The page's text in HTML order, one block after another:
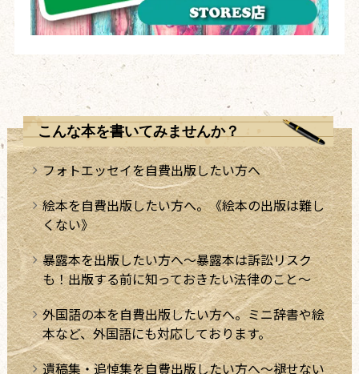
こんな本を書いてみませんか？
フォトエッセイを自費出版したい方へ
絵本を自費出版したい方へ。《絵本の出版は難し
くない》
暴露本を出版したい方へ～暴露本は訴訟リスク
も！出版する前に知っておきたい法律のこと～
外国語の本を自費出版したい方へ。ミニ辞書や絵
本など、外国語にも対応しております。
遺稿集・追悼集を自費出版したい方へ～褪せない